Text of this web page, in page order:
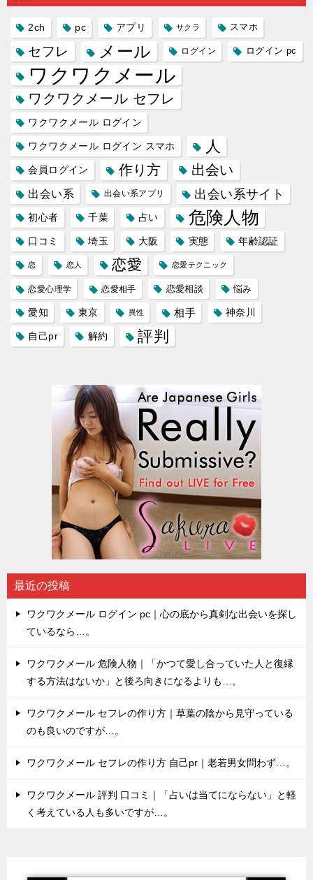
2ch pc アプリ サクラ スマホ
セフレ メール ログイン ログイン pc
ワクワクメール
ワクワクメール セフレ
ワクワクメール ログイン
ワクワクメール ログイン スマホ 人
会員ログイン 作り方 出会い
出会い系 出会い系アプリ 出会い系サイト
初心者 千葉 占い 危険人物
口コミ 埼玉 大阪 実態 年齢認証
恋 恋人 恋愛 恋愛テクニック
恋愛心理学 恋愛相手 恋愛相談 悩み
愛知 東京 異性 相手 神奈川
自己pr 解約 評判
最近の投稿
ワクワクメール ログイン pc｜心の底から真剣な出会いを探し
ているなら…。
ワクワクメール 危険人物｜「かつて愛し合っていた人と復縁
する方法はないか」と後ろ向きになるよりも…。
ワクワクメール セフレの作り方｜草葉の陰から見守っている
のも良いのですが…。
ワクワクメール セフレの作り方 自己pr｜老若男女問わず…。
ワクワクメール 評判 口コミ｜「占いは当てにならない」と軽
く考えている人も多いですが…。